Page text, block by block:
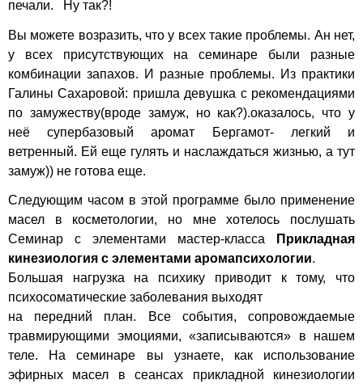
печали. Ну так?!
Вы можете возразить, что у всех такие проблемы. Ан нет,
у всех присутствующих на семинаре были разные
комбинации запахов. И разные проблемы. Из практики
Галины Сахаровой: пришла девушка с рекомендациями
по замужеству(вроде замуж, но как?).оказалось, что у
неё супербазовый аромат Бергамот- легкий и
ветренный. Ей еще гулять и наслаждаться жизнью, а тут
замуж)) не готова еще.
Следующим часом в этой программе было применение
масел в косметологии, но мне хотелось послушать
Семинар с элементами мастер-класса
Прикладная
кинезиология с элементами аромапсихологии.
Большая нагрузка на психику приводит к тому, что
психосоматические заболевания выходят
на передний план. Все события, сопровождаемые
травмирующими эмоциями, «записываются» в нашем
теле. На семинаре вы узнаете, как использование
эфирных масел в сеансах прикладной кинезиологии